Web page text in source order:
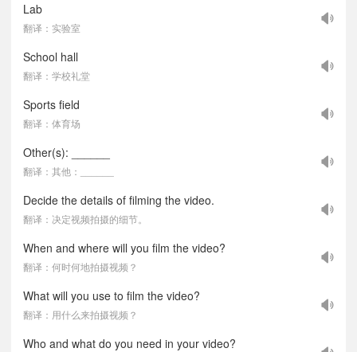
Lab
翻译：实验室
School hall
翻译：学校礼堂
Sports field
翻译：体育场
Other(s): ______
翻译：其他：______
Decide the details of filming the video.
翻译：决定视频拍摄的细节。
When and where will you film the video?
翻译：何时何地拍摄视频？
What will you use to film the video?
翻译：用什么来拍摄视频？
Who and what do you need in your video?